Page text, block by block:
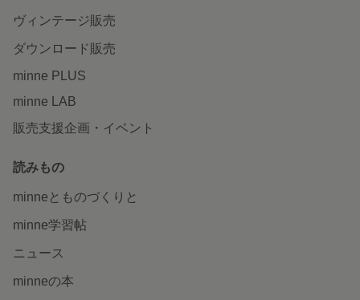
ヴィンテージ販売
ダウンロード販売
minne PLUS
minne LAB
販売支援企画・イベント
読みもの
minneとものづくりと
minne学習帖
ニュース
minneの本